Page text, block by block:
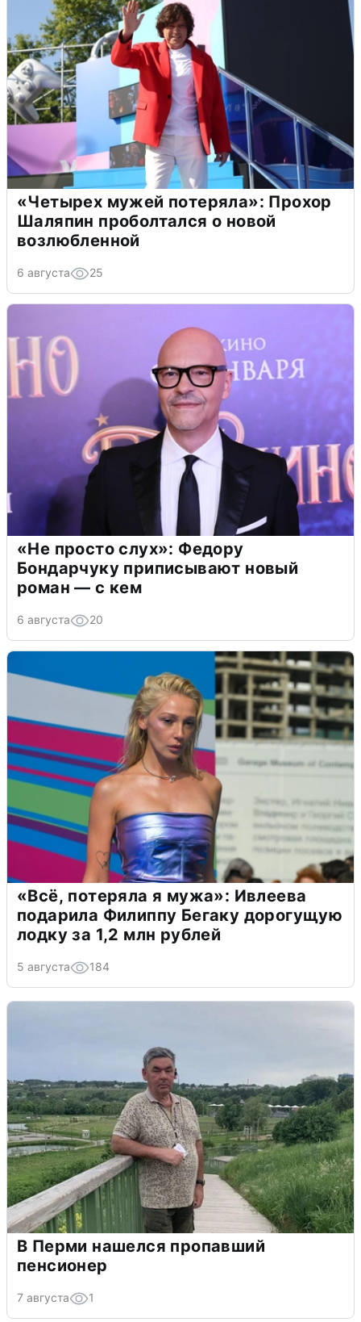
«Четырех мужей потеряла»: Прохор
Шаляпин проболтался о новой
возлюбленной
6 августа 25
«Не просто слух»: Федору
Бондарчуку приписывают новый
роман — с кем
6 августа 20
«Всё, потеряла я мужа»: Ивлеева
подарила Филиппу Бегаку дорогущую
лодку за 1,2 млн рублей
5 августа 184
В Перми нашелся пропавший
пенсионер
7 августа 1